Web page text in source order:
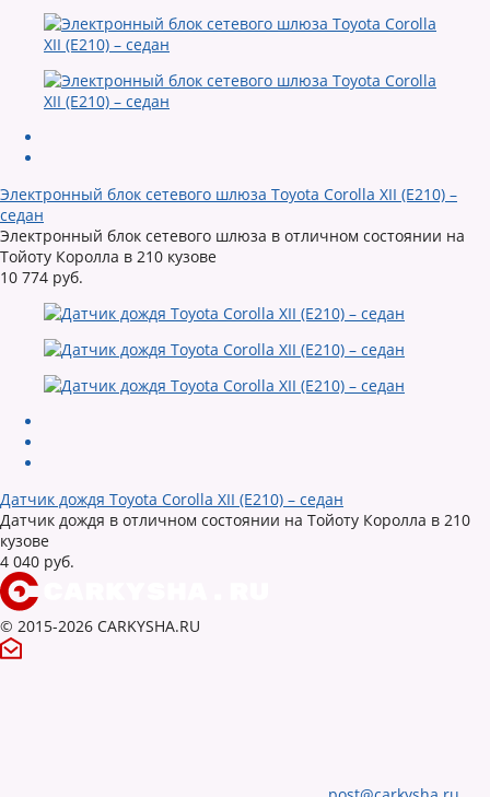
Электронный блок сетевого шлюза Toyota Corolla XII (E210) –
седан
Электронный блок сетевого шлюза в отличном состоянии на
Тойоту Королла в 210 кузове
10 774 руб.
Датчик дождя Toyota Corolla XII (E210) – седан
Датчик дождя в отличном состоянии на Тойоту Королла в 210
кузове
4 040 руб.
© 2015-2026 CARKYSHA.RU